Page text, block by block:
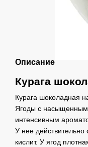
Описание
Курага
Курага шоколадная
Ягоды с насыщенным
интенсивным
У нее
кислит. У ягод